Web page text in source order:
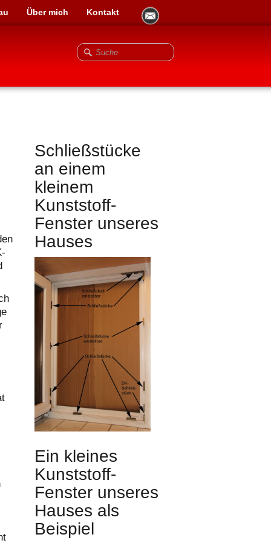
Über mich Kontakt
Schließstücke
an einem
kleinem
Kunststoff-
Fenster unseres
Hauses
Ein kleines
Kunststoff-
Fenster unseres
Hauses als
Beispiel